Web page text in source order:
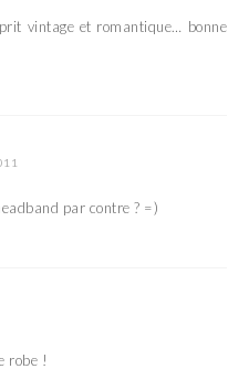
vintage et romantique… bonne
par contre ? =)
robe !